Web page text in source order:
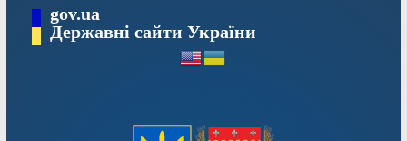
Перейтиgov.ua
Державні сайти України